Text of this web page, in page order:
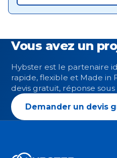
Vous avez un
Hybster est le partenaire
rapide, flexible et Made in
devis gratuit, réponse sous
Demander un devis